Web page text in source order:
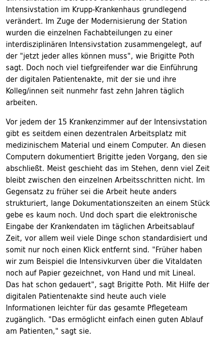
Intensivstation im Krupp-Krankenhaus grundlegend
verändert. Im Zuge der Modernisierung der Station
wurden die einzelnen Fachabteilungen zu einer
interdisziplinären Intensivstation zusammengelegt, auf
der "jetzt jeder alles können muss", wie Brigitte Poth
sagt. Doch noch viel tiefgreifender war die Einführung
der digitalen Patientenakte, mit der sie und ihre
Kolleg/innen seit nunmehr fast zehn Jahren täglich
arbeiten.
Vor jedem der 15 Krankenzimmer auf der Intensivstation
gibt es seitdem einen dezentralen Arbeitsplatz mit
medizinischem Material und einem Computer. An diesen
Computern dokumentiert Brigitte jeden Vorgang, den sie
abschließt. Meist geschieht das im Stehen, denn viel Zeit
bleibt zwischen den einzelnen Arbeitsschritten nicht. Im
Gegensatz zu früher sei die Arbeit heute anders
strukturiert, lange Dokumentationszeiten an einem Stück
gebe es kaum noch. Und doch spart die elektronische
Eingabe der Krankendaten im täglichen Arbeitsablauf
Zeit, vor allem weil viele Dinge schon standardisiert und
somit nur noch einen Klick entfernt sind. "Früher haben
wir zum Beispiel die Intensivkurven über die Vitaldaten
noch auf Papier gezeichnet, von Hand und mit Lineal.
Das hat schon gedauert", sagt Brigitte Poth. Mit Hilfe der
digitalen Patientenakte sind heute auch viele
Informationen leichter für das gesamte Pflegeteam
zugänglich. "Das ermöglicht einfach einen guten Ablauf
am Patienten," sagt sie.